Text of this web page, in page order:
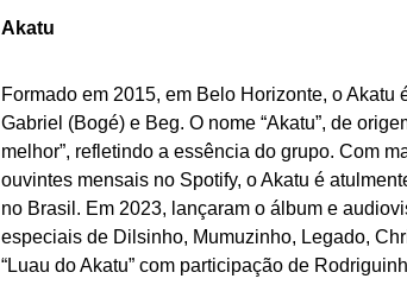
Akatu
Formado em 2015, em Belo Horizonte, o
Gabriel (Bogé) e Beg. O nome “Akatu”, de
melhor”, refletindo a essência do grupo. Com
ouvintes mensais no Spotify, o Akatu é
no Brasil. Em 2023, lançaram o álbum e
especiais de Dilsinho, Mumuzinho, Legado,
“Luau do Akatu” com participação de